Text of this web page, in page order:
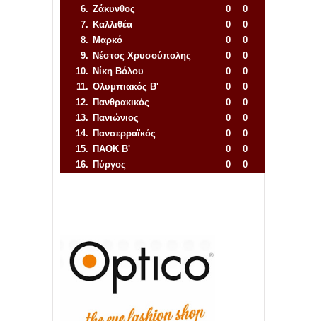
6. Ζάκυνθος 0
0
7. Καλλιθέα 0
0
8. Μαρκό 0
0
9. Νέστος Χρυσούπολης 0
0
10. Νίκη Βόλου 0
0
11. Ολυμπιακός Β' 0
0
12. Πανθρακικός 0
0
13. Πανιώνιος 0
0
14. Πανσερραϊκός 0
0
15. ΠΑΟΚ Β' 0
0
16. Πύργος 0
0